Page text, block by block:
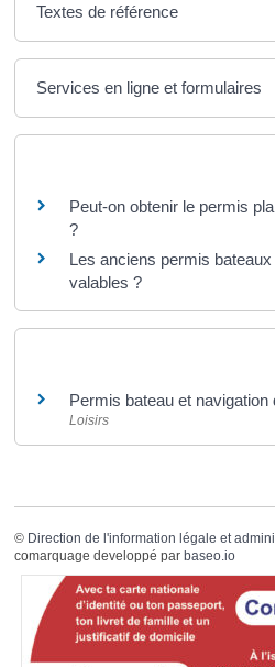
Textes de référence
Services en ligne et formulaires
Peut-on obtenir le permis
?
Les anciens permis
valables ?
Permis bateau et navigation
Loisirs
© Direction de l'information légale et
comarquage developpé par baseo.io